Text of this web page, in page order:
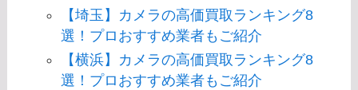
【埼玉】カメラの高価買取ランキング8
選！プロおすすめ業者もご紹介
【横浜】カメラの高価買取ランキング8
選！プロおすすめ業者もご紹介